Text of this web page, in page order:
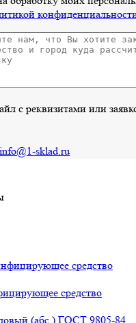
с реквизитами или
info@1-sklad.ru
средство